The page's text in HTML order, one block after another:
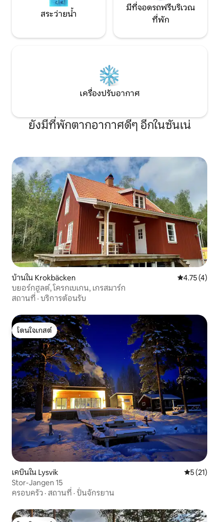
สระว่ายน้ำ
มีที่จอดรถฟรีบริเวณ
ที่พัก
เครื่องปรับอากาศ
ยังมีที่พักตากอากาศดีๆ อีกในซันเน่
บ้านใน Krokbäcken คะแนนเฉลี่ย
4.75 (4)
บยอร์กฮูลต์, โครกเบเกน, เกรสมาร์ก
สถานที่ · บริการต้อนรับ
โดนใจเกสต์
โดนใจเกสต์
เคบินใน Lysvik คะแนนเฉลี่
5 (21)
Stor-Jangen 15
ครอบครัว · สถานที่ · ปั่นจักรยาน